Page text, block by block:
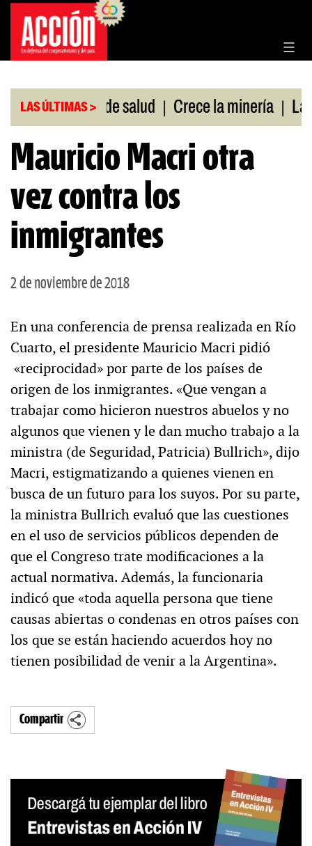
Saltar
contenido
LAS ÚLTIMAS >
cobertura de salud | Crece la minería | La
Mauricio Macri otra
vez contra los
inmigrantes
2 de noviembre de 2018
En una conferencia de prensa realizada en Río
Cuarto, el presidente Mauricio Macri pidió
«reciprocidad» por parte de los países de
origen de los inmigrantes. «Que vengan a
trabajar como hicieron nuestros abuelos y no
algunos que vienen y le dan mucho trabajo a la
ministra (de Seguridad, Patricia) Bullrich», dijo
Macri, estigmatizando a quienes vienen en
busca de un futuro para los suyos. Por su parte,
la ministra Bullrich evaluó que las cuestiones
en el uso de servicios públicos dependen de
que el Congreso trate modificaciones a la
actual normativa. Además, la funcionaria
indicó que «toda aquella persona que tiene
causas abiertas o condenas en otros países con
los que se están haciendo acuerdos hoy no
tienen posibilidad de venir a la Argentina».
Compartir